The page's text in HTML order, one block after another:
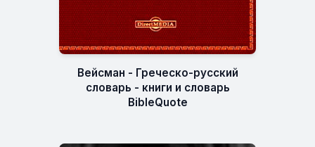
Вейсман - Греческо-русский
словарь - книги и словарь
BibleQuote